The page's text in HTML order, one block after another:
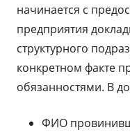
начинается с
предприятия
структурного
конкретном факте
обязанностями. В
ФИО